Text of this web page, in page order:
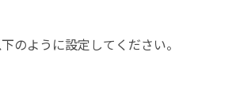
のように設定してください。